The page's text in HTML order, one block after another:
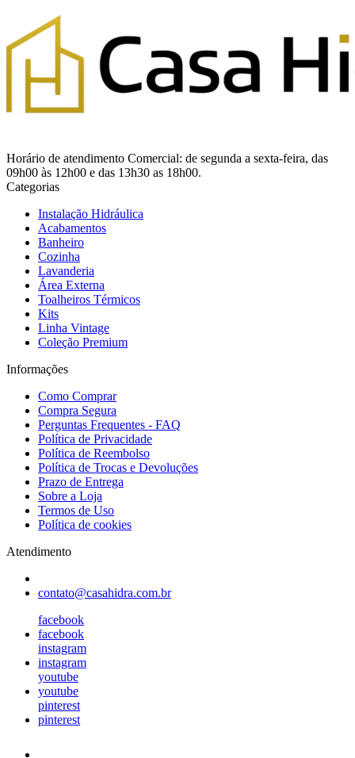
Horário de atendimento Comercial: de segunda a sexta-feira, das
09h00 às 12h00 e das 13h30 as 18h00.
Categorias
Instalação Hidráulica
Acabamentos
Banheiro
Cozinha
Lavanderia
Área Externa
Toalheiros Térmicos
Kits
Linha Vintage
Coleção Premium
Informações
Como Comprar
Compra Segura
Perguntas Frequentes - FAQ
Política de Privacidade
Política de Reembolso
Política de Trocas e Devoluções
Prazo de Entrega
Sobre a Loja
Termos de Uso
Política de cookies
Atendimento
contato@casahidra.com.br
facebook
facebook
instagram
instagram
youtube
youtube
pinterest
pinterest